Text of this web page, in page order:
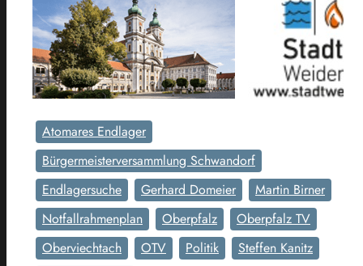
Atomares Endlager
Bürgermeisterversammlung Schwandorf
Endlagersuche
Gerhard Domeier
Martin Birner
Notfallrahmenplan
Oberpfalz
Oberpfalz TV
Oberviechtach
OTV Politik
Steffen Kanitz